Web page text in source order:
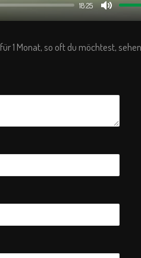
18:25
Mute
1 Monat, so oft du möchtest,